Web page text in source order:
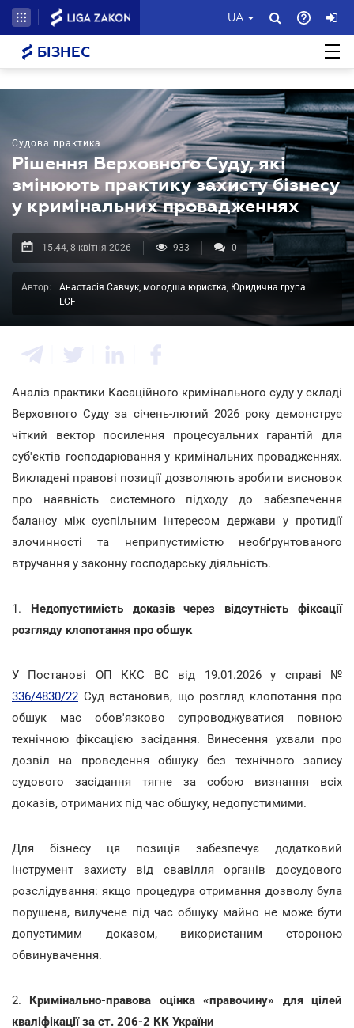
UA
БІЗНЕС
Судова практика
Рішення Верховного Суду, які
змінюють практику захисту бізнесу
у кримінальних провадженнях
15.44, 8 квітня 2026 933 0
Автор:
Анастасія Савчук, молодша юристка, Юридична група
LCF
Аналіз практики Касаційного кримінального суду у складі
Верховного Суду за січень-лютий 2026 року демонструє
чіткий вектор посилення процесуальних гарантій для
суб'єктів господарювання у кримінальних провадженнях.
Викладені правові позиції дозволяють зробити висновок
про наявність системного підходу до забезпечення
балансу між суспільним інтересом держави у протидії
злочинності та неприпустимістю необґрунтованого
втручання у законну господарську діяльність.
1. Недопустимість доказів через відсутність фіксації
розгляду клопотання про обшук
У Постанові ОП ККС ВС від 19.01.2026 у справі №
336/4830/22 Суд встановив, що розгляд клопотання про
обшук має обов'язково супроводжуватися повною
технічною фіксацією засідання. Винесення ухвали про
дозвіл на проведення обшуку без технічного запису
судового засідання тягне за собою визнання всіх
доказів, отриманих під час обшуку, недопустимими.
Для бізнесу ця позиція забезпечує додатковий
інструмент захисту від свавілля органів досудового
розслідування: якщо процедура отримання дозволу була
порушена, вилучене під час обшуку майно не може бути
допустимим доказом, використаним стороною
обвинувачення.
2. Кримінально-правова оцінка «правочину» для цілей
кваліфікації за ст. 206-2 КК України